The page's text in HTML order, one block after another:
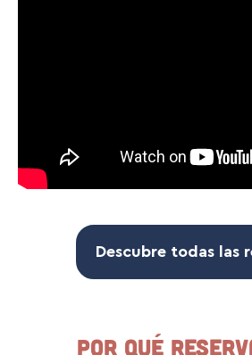
Descubre todas las
Por qué